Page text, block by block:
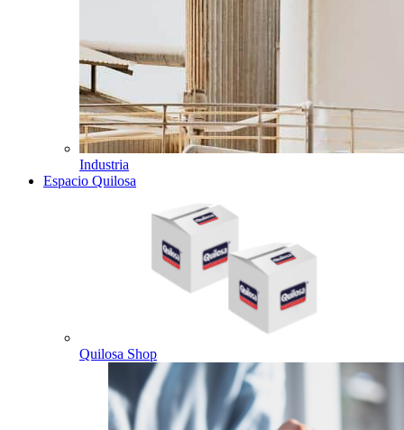
Industria
Espacio Quilosa
Quilosa Shop